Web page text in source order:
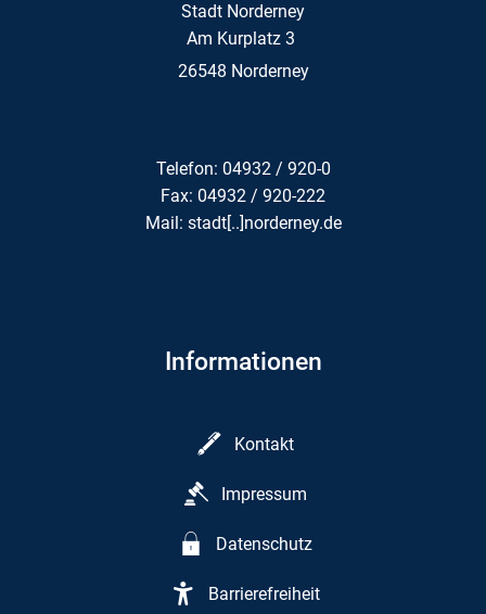
Stadt Norderney
Am Kurplatz 3
26548 Norderney
Telefon: 04932 / 920-0
Fax: 04932 / 920-222
Mail: stadt[..]norderney.de
Informationen
Kontakt
Impressum
Datenschutz
Barrierefreiheit